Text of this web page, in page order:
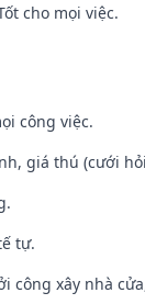
cho mọi việc.
công việc.
giá thú (cưới
tự.
công xây nhà